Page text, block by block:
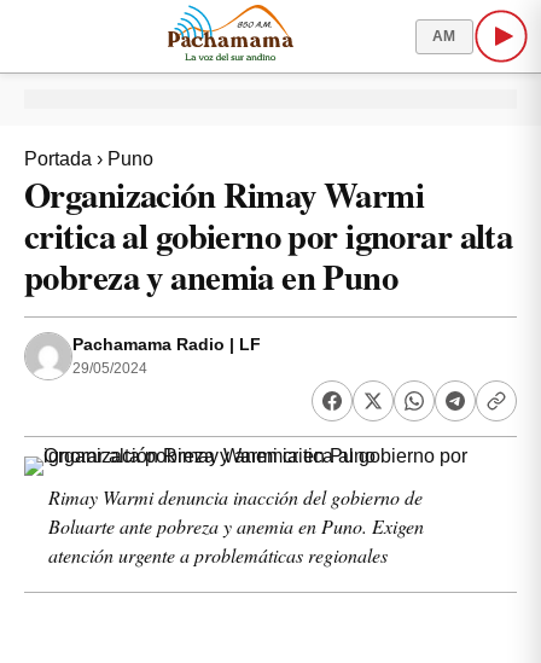
AM
Portada › Puno
Organización Rimay Warmi
critica al gobierno por ignorar alta
pobreza y anemia en Puno
Pachamama Radio | LF
29/05/2024
Rimay Warmi denuncia inacción del gobierno de
Boluarte ante pobreza y anemia en Puno. Exigen
atención urgente a problemáticas regionales